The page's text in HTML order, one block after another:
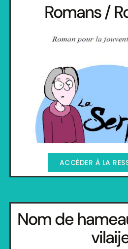
Romans /
ACCÉDER À LA
Nom de